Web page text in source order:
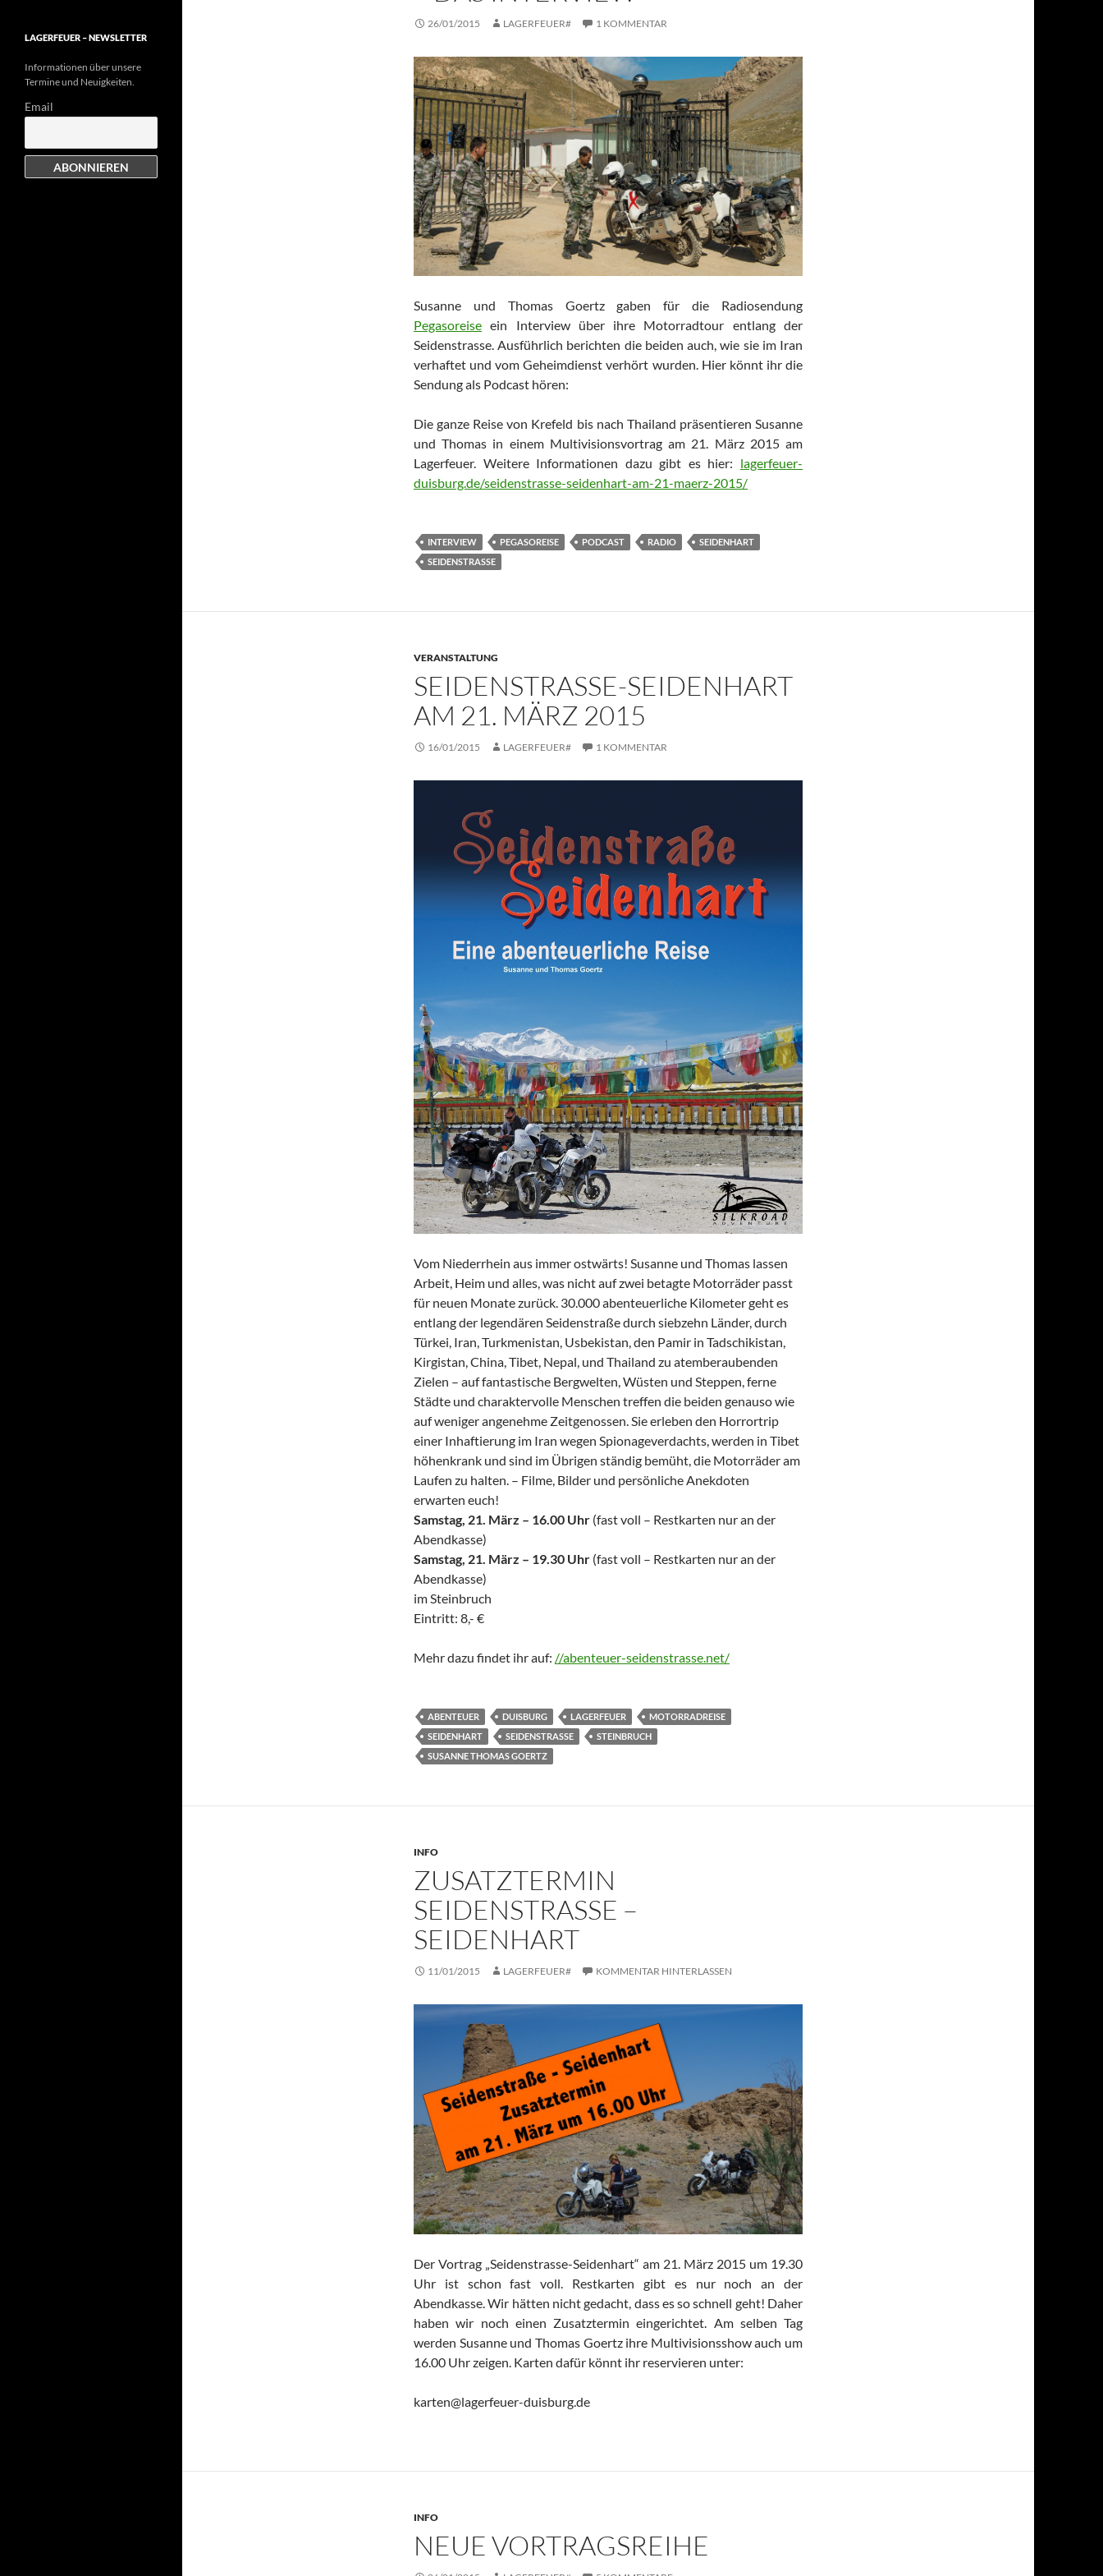
26/01/2015 LAGERFEUER# 1 KOMMENTAR
Susanne und Thomas Goertz gaben für die Radiosendung
Pegasoreise ein Interview über ihre Motorradtour entlang der
Seidenstrasse. Ausführlich berichten die beiden auch, wie sie im Iran
verhaftet und vom Geheimdienst verhört wurden. Hier könnt ihr die
Sendung als Podcast hören:
Die ganze Reise von Krefeld bis nach Thailand präsentieren Susanne
und Thomas in einem Multivisionsvortrag am 21. März 2015 am
Lagerfeuer. Weitere Informationen dazu gibt es hier: lagerfeuer-
duisburg.de/seidenstrasse-seidenhart-am-21-maerz-2015/
INTERVIEW PEGASOREISE PODCAST RADIO
SEIDENHART
SEIDENSTRASSE
VERANSTALTUNG
SEIDENSTRASSE-SEIDENHART A
M 21. MÄRZ 2015
16/01/2015 LAGERFEUER# 1 KOMMENTAR
Vom Niederrhein aus immer ostwärts! Susanne und Thomas lassen
Arbeit, Heim und alles, was nicht auf zwei betagte Motorräder passt
für neuen Monate zurück. 30.000 abenteuerliche Kilometer geht es
entlang der legendären Seidenstraße durch siebzehn Länder, durch
Türkei, Iran, Turkmenistan, Usbekistan, den Pamir in Tadschikistan,
Kirgistan, China, Tibet, Nepal, und Thailand zu atemberaubenden
Zielen – auf fantastische Bergwelten, Wüsten und Steppen, ferne
Städte und charaktervolle Menschen treffen die beiden genauso wie
auf weniger angenehme Zeitgenossen. Sie erleben den Horrortrip
einer Inhaftierung im Iran wegen Spionageverdachts, werden in Tibet
höhenkrank und sind im Übrigen ständig bemüht, die Motorräder am
Laufen zu halten. – Filme, Bilder und persönliche Anekdoten
erwarten euch!
Samstag, 21. März – 16.00 Uhr (fast voll – Restkarten nur an der
Abendkasse)
Samstag, 21. März – 19.30 Uhr (fast voll – Restkarten nur an der
Abendkasse)
im Steinbruch
Eintritt: 8,- €
Mehr dazu findet ihr auf: //abenteuer-seidenstrasse.net/
ABENTEUER DUISBURG LAGERFEUER
MOTORRADREISE
SEIDENHART
SEIDENSTRASSE
STEINBRUCH
SUSANNE THOMAS GOERTZ
INFO
ZUSATZTERMIN
SEIDENSTRASSE –
SEIDENHART
11/01/2015 LAGERFEUER# KOMMENTAR HINTERLASSEN
Der Vortrag „Seidenstrasse-Seidenhart“ am 21. März 2015 um 19.30
Uhr ist schon fast voll. Restkarten gibt es nur noch an der
Abendkasse. Wir hätten nicht gedacht, dass es so schnell geht! Daher
haben wir noch einen Zusatztermin eingerichtet. Am selben Tag
werden Susanne und Thomas Goertz ihre Multivisionsshow auch um
16.00 Uhr zeigen. Karten dafür könnt ihr reservieren unter:
karten@lagerfeuer-duisburg.de
INFO
NEUE VORTRAGSREIHE
LAGERFEUER – NEWSLETTER
Informationen über unsere
Termine und Neuigkeiten.
Email